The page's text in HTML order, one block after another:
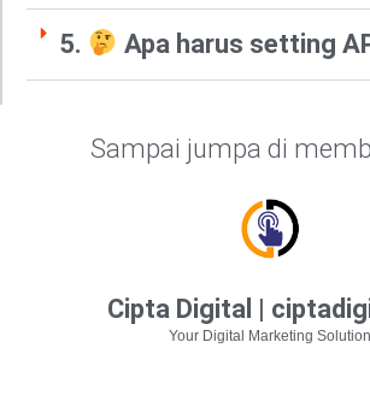
5. Apa harus setting
Sampai jumpa di
Cipta Digital |
Your Digital Marketing Solution